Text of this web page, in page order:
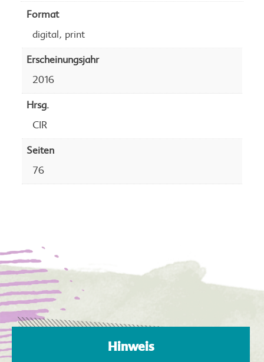
Format
digital, print
Erscheinungsjahr
2016
Hrsg.
CIR
Seiten
76
Hinweis